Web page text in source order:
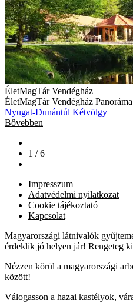
ÉletMagTár Vendégház
ÉletMagTár Vendégház
Nyugat-Dunántúl Kétvölgy
Bővebben
1 / 6
Impresszum
Adatvédelmi nyilatkozat
Cookie tájékoztató
Kapcsolat
Magyarországi látnivalók
érdeklik jó helyen jár! Rengeteg
Nézzen körül a magyarországi
között!
Válogasson a hazai kastélyok,